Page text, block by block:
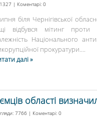
| Коментарі: 0
біля Чернігівської
відбувся мітинг проти
Національного
прокуратури....
далі »
області
7766 | Коментарі: 0